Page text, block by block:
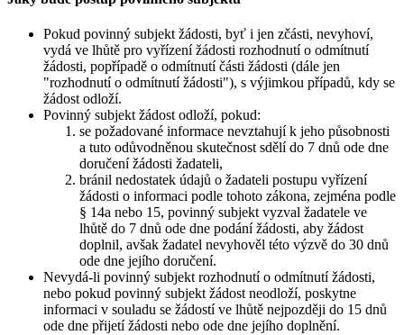
Pokud povinný subjekt žádosti, byť i jen zčásti, nevyhoví,
vydá ve lhůtě pro vyřízení žádosti rozhodnutí o odmítnutí
žádosti, popřípadě o odmítnutí části žádosti (dále jen
"rozhodnutí o odmítnutí žádosti"), s výjimkou případů, kdy se
žádost odloží.
Povinný subjekt žádost odloží, pokud:
se požadované informace nevztahují k jeho působnosti
a tuto odůvodněnou skutečnost sdělí do 7 dnů ode dne
doručení žádosti žadateli,
bránil nedostatek údajů o žadateli postupu vyřízení
žádosti o informaci podle tohoto zákona, zejména podle
§ 14a nebo 15, povinný subjekt vyzval žadatele ve
lhůtě do 7 dnů ode dne podání žádosti, aby žádost
doplnil, avšak žadatel nevyhověl této výzvě do 30 dnů
ode dne jejího doručení.
Nevydá-li povinný subjekt rozhodnutí o odmítnutí žádosti,
nebo pokud povinný subjekt žádost neodloží, poskytne
informaci v souladu se žádostí ve lhůtě nejpozději do 15 dnů
ode dne přijetí žádosti nebo ode dne jejího doplnění.